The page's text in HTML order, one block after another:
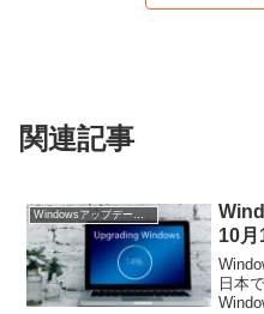
関連記事
Windowsアップデート配信予定
10月
日本